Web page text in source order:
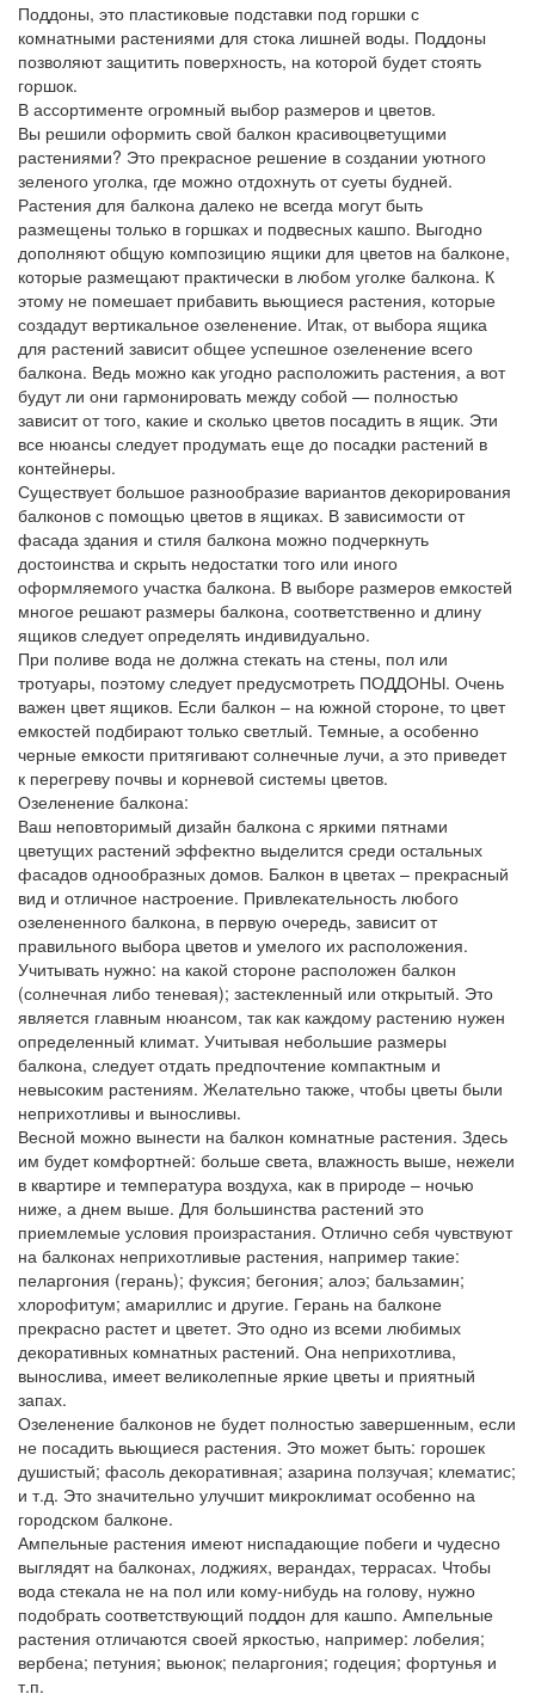
Поддоны, это пластиковые подставки под горшки с
комнатными растениями для стока лишней воды. Поддоны
позволяют защитить поверхность, на которой будет стоять
горшок.
В ассортименте огромный выбор размеров и цветов.
Вы решили оформить свой балкон красивоцветущими
растениями? Это прекрасное решение в создании уютного
зеленого уголка, где можно отдохнуть от суеты будней.
Растения для балкона далеко не всегда могут быть
размещены только в горшках и подвесных кашпо. Выгодно
дополняют общую композицию ящики для цветов на балконе,
которые размещают практически в любом уголке балкона. К
этому не помешает прибавить вьющиеся растения, которые
создадут вертикальное озеленение. Итак, от выбора ящика
для растений зависит общее успешное озеленение всего
балкона. Ведь можно как угодно расположить растения, а вот
будут ли они гармонировать между собой — полностью
зависит от того, какие и сколько цветов посадить в ящик. Эти
все нюансы следует продумать еще до посадки растений в
контейнеры.
Существует большое разнообразие вариантов декорирования
балконов с помощью цветов в ящиках. В зависимости от
фасада здания и стиля балкона можно подчеркнуть
достоинства и скрыть недостатки того или иного
оформляемого участка балкона. В выборе размеров емкостей
многое решают размеры балкона, соответственно и длину
ящиков следует определять индивидуально.
При поливе вода не должна стекать на стены, пол или
тротуары, поэтому следует предусмотреть ПОДДОНЫ. Очень
важен цвет ящиков. Если балкон – на южной стороне, то цвет
емкостей подбирают только светлый. Темные, а особенно
черные емкости притягивают солнечные лучи, а это приведет
к перегреву почвы и корневой системы цветов.
Озеленение балкона:
Ваш неповторимый дизайн балкона с яркими пятнами
цветущих растений эффектно выделится среди остальных
фасадов однообразных домов. Балкон в цветах – прекрасный
вид и отличное настроение. Привлекательность любого
озелененного балкона, в первую очередь, зависит от
правильного выбора цветов и умелого их расположения.
Учитывать нужно: на какой стороне расположен балкон
(солнечная либо теневая); застекленный или открытый. Это
является главным нюансом, так как каждому растению нужен
определенный климат. Учитывая небольшие размеры
балкона, следует отдать предпочтение компактным и
невысоким растениям. Желательно также, чтобы цветы были
неприхотливы и выносливы.
Весной можно вынести на балкон комнатные растения. Здесь
им будет комфортней: больше света, влажность выше, нежели
в квартире и температура воздуха, как в природе – ночью
ниже, а днем выше. Для большинства растений это
приемлемые условия произрастания. Отлично себя чувствуют
на балконах неприхотливые растения, например такие:
пеларгония (герань); фуксия; бегония; алоэ; бальзамин;
хлорофитум; амариллис и другие. Герань на балконе
прекрасно растет и цветет. Это одно из всеми любимых
декоративных комнатных растений. Она неприхотлива,
вынослива, имеет великолепные яркие цветы и приятный
запах.
Озеленение балконов не будет полностью завершенным, если
не посадить вьющиеся растения. Это может быть: горошек
душистый; фасоль декоративная; азарина ползучая; клематис;
и т.д. Это значительно улучшит микроклимат особенно на
городском балконе.
Ампельные растения имеют ниспадающие побеги и чудесно
выглядят на балконах, лоджиях, верандах, террасах. Чтобы
вода стекала не на пол или кому-нибудь на голову, нужно
подобрать соответствующий поддон для кашпо. Ампельные
растения отличаются своей яркостью, например: лобелия;
вербена; петуния; вьюнок; пеларгония; годеция; фортунья и
т.п.